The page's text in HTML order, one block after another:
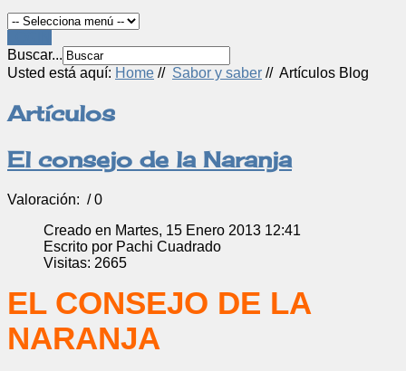
Buscar...
Usted está aquí: Home // Sabor y saber // Artículos Blog
Artículos
El consejo de la Naranja
Valoración: / 0
Creado en Martes, 15 Enero 2013 12:41
Escrito por Pachi Cuadrado
Visitas: 2665
EL CONSEJO DE LA
NARANJA